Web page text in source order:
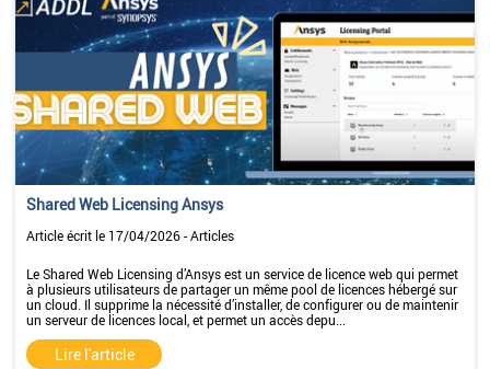
Shared Web Licensing Ansys
Article écrit le 17/04/2026 - Articles
Le Shared Web Licensing d’Ansys est un service de licence web qui permet
à plusieurs utilisateurs de partager un même pool de licences hébergé sur
un cloud. Il supprime la nécessité d’installer, de configurer ou de maintenir
un serveur de licences local, et permet un accès depu...
Lire l'article